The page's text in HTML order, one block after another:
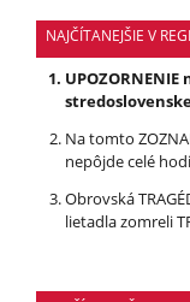
NAJČÍTANEJŠIE V
Na tomto
nepôjde celé
Obrovská
lietadla zomreli